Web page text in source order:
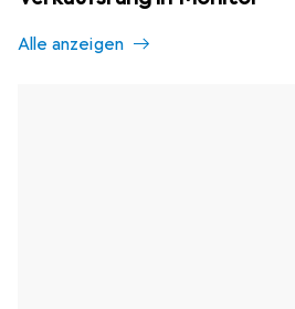
Alle anzeigen